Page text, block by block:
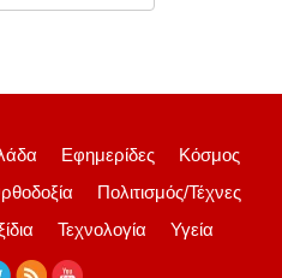
Εφημερίδες
Κόσμος
Πολιτισμός/Τέχνες
Τεχνολογία Υγεία